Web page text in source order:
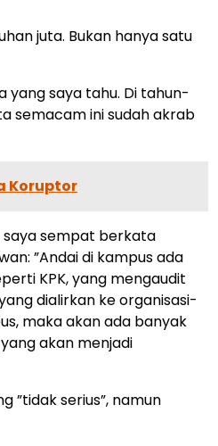
juta. Bukan hanya satu
yang saya tahu. Di tahun-
semacam ini sudah akrab
Koruptor
saya sempat berkata
”Andai di kampus ada
KPK, yang mengaudit
dialirkan ke organisasi-
maka akan ada banyak
akan menjadi
”tidak serius”, namun